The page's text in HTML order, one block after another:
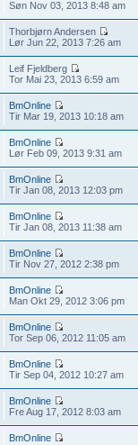
Søn Nov 03, 2013 8:48 am
Thorbjørn Andersen
Lør Jun 22, 2013 7:26 am
Leif Fjeldberg
Tor Mai 23, 2013 6:59 am
BmOnline
Tir Mar 19, 2013 10:18 am
BmOnline
Lør Feb 09, 2013 9:31 am
BmOnline
Tir Jan 08, 2013 12:03 pm
BmOnline
Tir Jan 08, 2013 11:38 am
BmOnline
Tir Nov 27, 2012 2:38 pm
BmOnline
Man Okt 29, 2012 3:06 pm
BmOnline
Tor Sep 06, 2012 11:05 am
BmOnline
Tir Sep 04, 2012 10:27 am
BmOnline
Fre Aug 17, 2012 8:03 am
BmOnline